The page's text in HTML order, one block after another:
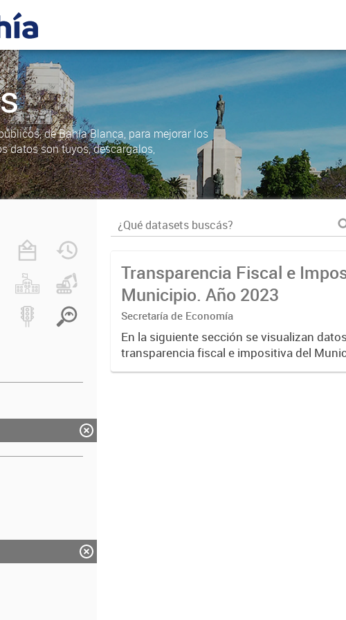
de Bahía Blanca, para mejorar los
datos son tuyos, descargalos,
Transparencia Fiscal e
Municipio. Año 2023
Secretaría de Economía
En la siguiente sección se visualizan
transparencia fiscal e impositiva del